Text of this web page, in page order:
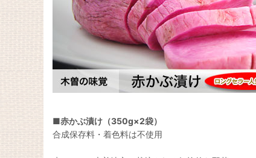
■赤かぶ漬け（350g×2袋）
合成保存料・着色料は不使用